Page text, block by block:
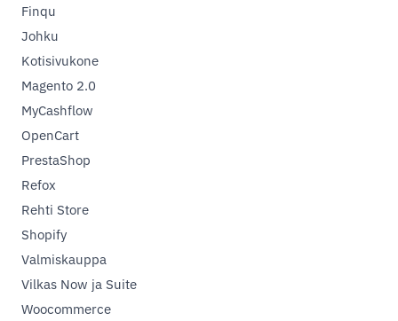
Finqu
Johku
Kotisivukone
Magento 2.0
MyCashflow
OpenCart
PrestaShop
Refox
Rehti Store
Shopify
Valmiskauppa
Vilkas Now ja Suite
Woocommerce